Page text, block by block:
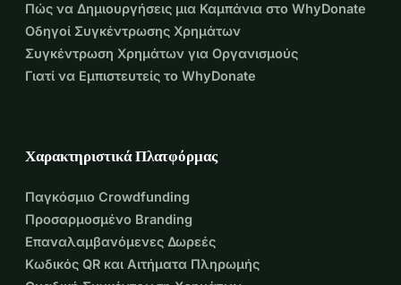
Πώς να Δημιουργήσεις μια Καμπάνια στο WhyDonate
Οδηγοί Συγκέντρωσης Χρημάτων
Συγκέντρωση Χρημάτων για Οργανισμούς
Γιατί να Εμπιστευτείς το WhyDonate
Χαρακτηριστικά Πλατφόρμας
Παγκόσμιο Crowdfunding
Προσαρμοσμένο Branding
Επαναλαμβανόμενες Δωρεές
Κωδικός QR και Αιτήματα Πληρωμής